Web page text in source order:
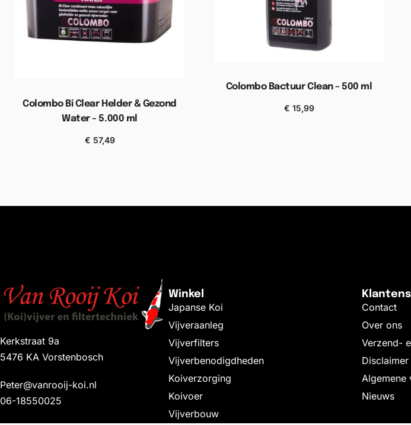
Colombo Bi Clear Helder & Gezond
Water – 5.000 ml
€ 57,49
Colombo Bactuur Clean – 500 ml
€ 15,99
Kerkstraat 9a
5476 KA Vorstenbosch
Peter@vanrooij-koi.nl
06-18550025
Winkel
Japanse Koi
Vijveraanleg
Vijverfilters
Vijverbenodigdheden
Koiverzorging
Koivoer
Vijverbouw
Contact
Over ons
Verzend-
Disclaimer
Algemene
Nieuws